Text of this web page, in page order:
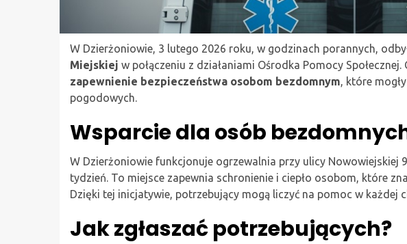
W Dzierżoniowie, 3 lutego 2026 roku, w godzinach porannych,
Miejskiej w połączeniu z działaniami Ośrodka Pomocy
zapewnienie bezpieczeństwa osobom bezdomnym, które
pogodowych.
Wsparcie dla osób
W Dzierżoniowie funkcjonuje ogrzewalnia przy ulicy Nowowiejskiej
tydzień. To miejsce zapewnia schronienie i ciepło osobom, które
Dzięki tej inicjatywie, potrzebujący mogą liczyć na pomoc w każdej
Jak zgłaszać potrzebujących?